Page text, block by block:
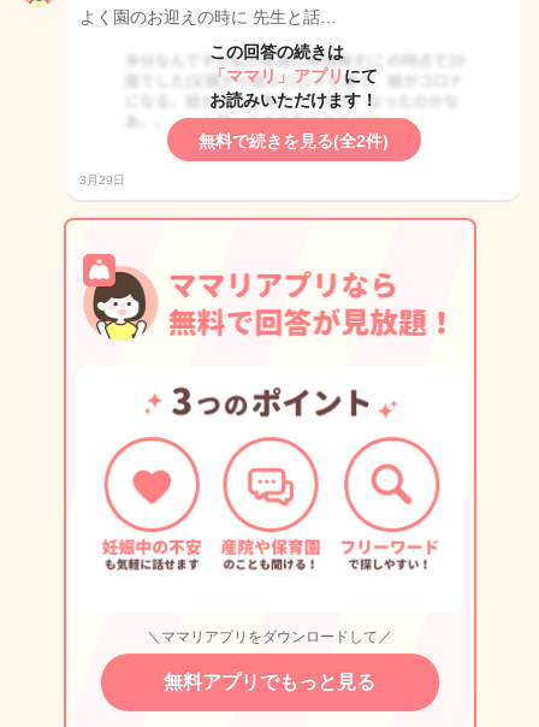
よく園のお迎えの時に 先生と話…
この回答の続きは
「ママリ」アプリ にて
お読みいただけます！
無料で続きを見る(全2件)
3月29日
＼ママリアプリをダウンロードして／
無料アプリでもっと見る